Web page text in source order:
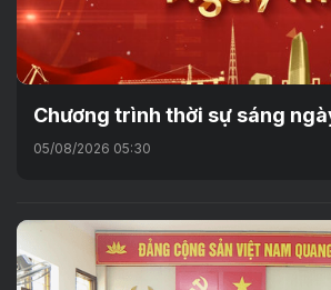
Chương trình thời sự sáng
05/08/2026 05:30